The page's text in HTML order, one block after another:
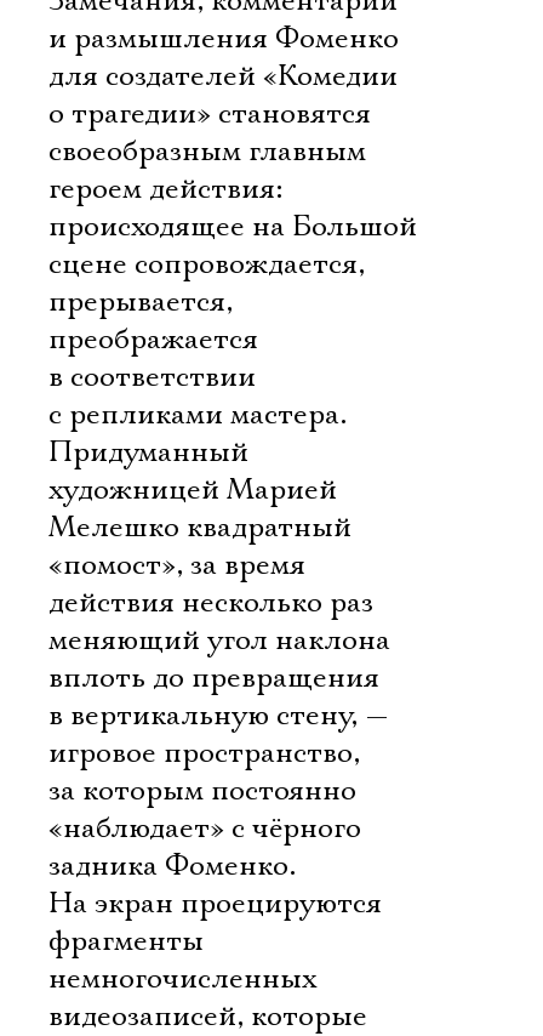
и размышления Фоменко
для создателей «Комедии
о трагедии» становятся
своеобразным главным
героем действия:
происходящее на Большой
сцене сопровождается,
прерывается,
преображается
в соответствии
с репликами мастера.
Придуманный
художницей Марией
Мелешко квадратный
«помост», за время
действия несколько раз
меняющий угол наклона
вплоть до превращения
в вертикальную стену, —
игровое пространство,
за которым постоянно
«наблюдает» с чёрного
задника Фоменко.
На экран проецируются
фрагменты
немногочисленных
видеозаписей, которые